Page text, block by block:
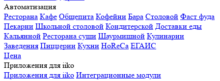
Автоматизация
Ресторана Кафе Общепита Кофейни Бара Столовой Фаст фуда
Пекарни Школьной столовой Кондитерской Доставки еды
Кальянной Ресторана суши Шаурмишной Кулинарии
Заведения Пиццерии Кухни HoReCa ЕГАИС
Цена
Приложения для iiko
Приложения для iiko Интеграционные модули